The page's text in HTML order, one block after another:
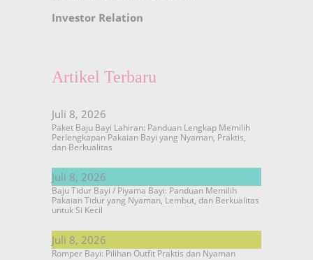
Investor Relation
Artikel Terbaru
Juli 8, 2026
Paket Baju Bayi Lahiran: Panduan Lengkap Memilih
Perlengkapan Pakaian Bayi yang Nyaman, Praktis,
dan Berkualitas
Juli 8, 2026
Baju Tidur Bayi / Piyama Bayi: Panduan Memilih
Pakaian Tidur yang Nyaman, Lembut, dan Berkualitas
untuk Si Kecil
Juli 8, 2026
Romper Bayi: Pilihan Outfit Praktis dan Nyaman